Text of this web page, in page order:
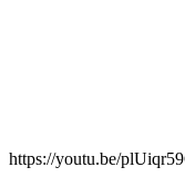
https://youtu.be/